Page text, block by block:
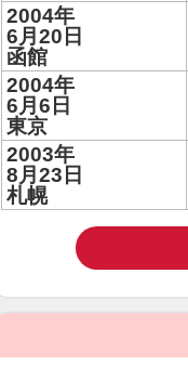
2004年
6月20日
函館
2004年
6月6日
東京
2003年
8月23日
札幌